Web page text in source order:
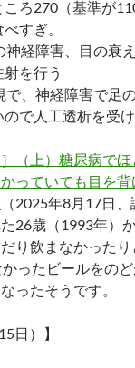
ろ270（基準が
すぎ。
神経障害、目の衰
を行う
で、神経障害で足
で人工透析を受
］（上）糖尿病で
かっていても目を
（2025年8月17日
26歳（1993年）
り飲まなかった
ったビールをの
ったそうです。
日）】